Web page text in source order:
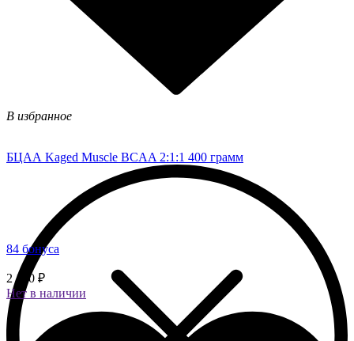
В избранное
БЦАА Kaged Muscle BCAA 2:1:1 400 грамм
84 бонуса
2 100 ₽
Нет в наличии